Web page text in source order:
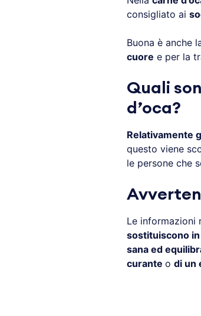
consigliato ai
Buona è anche
cuore e per la
Quali
d’oca?
Relativamente
questo viene
le persone che
Le informazioni
sostituiscono
sana ed
curante o di un